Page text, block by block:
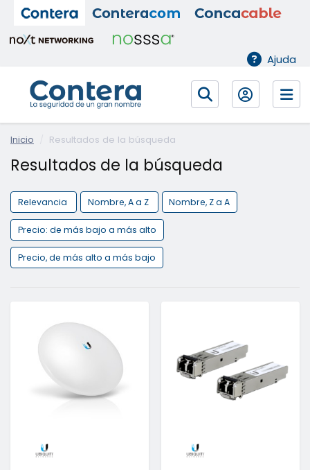
Ajuda
Inicio Resultados de la búsqueda
Resultados de la búsqueda
Relevancia Nombre, A a Z Nombre, Z a A
Precio: de más bajo a más alto
Precio, de más alto a más bajo